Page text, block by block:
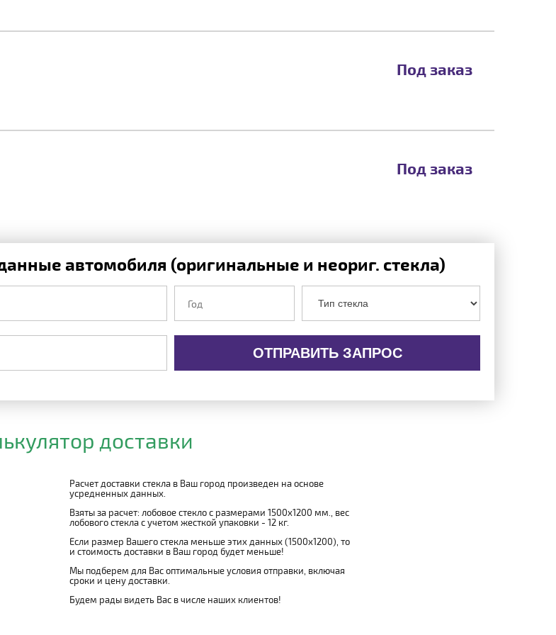
Под заказ
Под заказ
автомобиля (оригинальные и неориг. стекла)
ОТПРАВИТЬ ЗАПРОС
доставки
Расчет доставки стекла в Ваш город произведен на основе
усредненных данных.
Взяты за расчет: лобовое стекло с размерами 1500x1200 мм., вес
лобового стекла с учетом жесткой упаковки - 12 кг.
Если размер Вашего стекла меньше этих данных (1500x1200), то
и стоимость доставки в Ваш город будет меньше!
Мы подберем для Вас оптимальные условия отправки, включая
сроки и цену доставки.
Будем рады видеть Вас в числе наших клиентов!